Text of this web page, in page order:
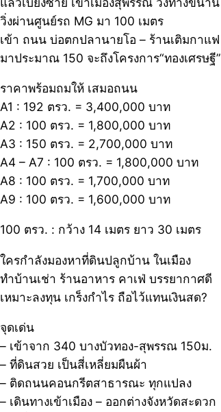
วิ่งผ่านศูนย์รถ MG มา 100 เมตร
เข้า ถนน บ่อตกปลานายโอ – ร้านเติมกาแฟ
มาประมาณ 150 จะถึงโครงการ“ทองเศรษฐี”
ราคาพร้อมถมให้ เสมอถนน
A1 : 192 ตรว. = 3,400,000 บาท
A2 : 100 ตรว. = 1,800,000 บาท
A3 : 150 ตรว. = 2,700,000 บาท
A4 – A7 : 100 ตรว. = 1,800,000 บาท
A8 : 100 ตรว. = 1,700,000 บาท
A9 : 100 ตรว. = 1,600,000 บาท
100 ตรว. : กว้าง 14 เมตร ยาว 30 เมตร
ใครกำลังมองหาที่ดินปลูกบ้าน ในเมือง
ทำบ้านเช่า ร้านอาหาร คาเฟ่ บรรยากาศดี
เหมาะลงทุน เกร็งกำไร ถือไว้แทนเงินสด?
จุดเด่น
– เข้าจาก 340 บางบัวทอง-สุพรรณ 150ม.
– ที่ดินสวย เป็นสี่เหลี่ยมผืนผ้า
– ติดถนนคอนกรีตสาธารณะ ทุกแปลง
– เดินทางเข้าเมือง – ออกต่างจังหวัดสะดวก